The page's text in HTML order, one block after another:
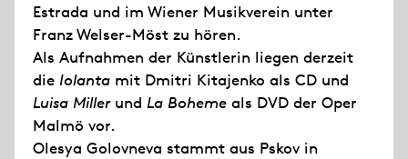
Estrada und im Wiener Musikverein unter
Franz Welser-Möst zu hören.
Als Aufnahmen der Künstlerin liegen derzeit
die Iolanta mit Dmitri Kitajenko als CD und
Luisa Millerund La Boheme als DVD der Oper
Malmö vor.
Olesya Golovneva stammt aus Pskov in